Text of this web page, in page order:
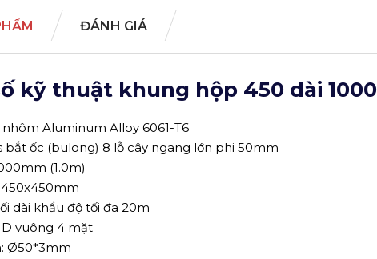
ĐÁNH GIÁ
kỹ thuật khung hộp 450 dài 1000
Aluminum Alloy 6061-T6
bắt ốc (bulong) 8 lỗ cây ngang lớn phi 50mm
(1.0m)
dài khẩu độ tối đa 20m
vuông 4 mặt
Ø50*3mm